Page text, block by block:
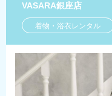
VASARA銀座店
着物・浴衣レンタル